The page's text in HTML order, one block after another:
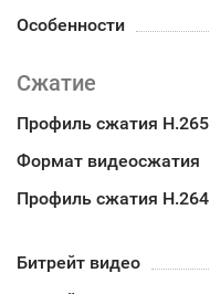
Особенности
Сжатие
Профиль сжатия H.265
Формат видеосжатия
Профиль сжатия H.264
Битрейт видео